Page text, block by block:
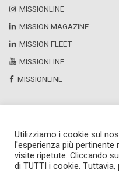
MISSIONLINE
MISSION MAGAZINE
MISSION FLEET
MISSIONLINE
MISSIONLINE
Copyright © 2025 by Newsteca
P.Iva 13171520151
Utilizziamo i cookie sul
l'esperienza più
visite ripetute. Cliccando
di TUTTI i cookie.